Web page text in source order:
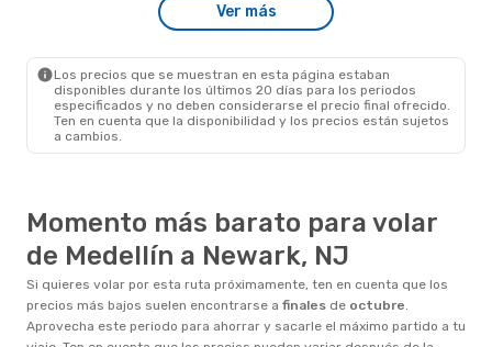
Ver más
Los precios que se muestran en esta página estaban
disponibles durante los últimos 20 días para los periodos
especificados y no deben considerarse el precio final ofrecido.
Ten en cuenta que la disponibilidad y los precios están sujetos
a cambios.
Momento más barato para volar
de Medellín a Newark, NJ
Si quieres volar por esta ruta próximamente, ten en cuenta que los
precios más bajos suelen encontrarse a finales de octubre.
Aprovecha este periodo para ahorrar y sacarle el máximo partido a tu